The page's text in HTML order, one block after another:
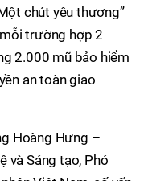
chút yêu thương”
trường hợp 2
2.000 mũ bảo hiểm
an toàn giao
Hoàng Hưng –
và Sáng tạo, Phó